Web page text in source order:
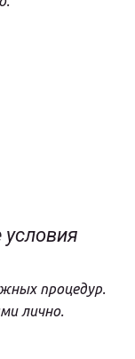
процедур.
лично.